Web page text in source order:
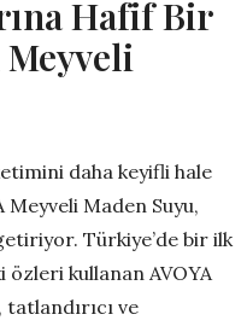
Hafif Bir
daha keyifli hale
Maden Suyu,
Türkiye’de bir ilk
kullanan AVOYA
ve